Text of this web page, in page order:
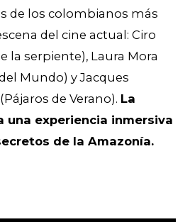
de los colombianos más
del cine actual: Ciro
la serpiente), Laura Mora
Mundo) y Jacques
de Verano). La
una experiencia inmersiva
de la Amazonía.